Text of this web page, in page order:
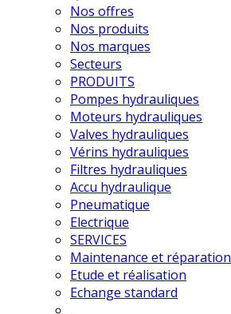
Nos offres
Nos produits
Nos marques
Secteurs
PRODUITS
Pompes hydrauliques
Moteurs hydrauliques
Valves hydrauliques
Vérins hydrauliques
Filtres hydrauliques
Accu hydraulique
Pneumatique
Electrique
SERVICES
Maintenance et réparation
Etude et réalisation
Echange standard